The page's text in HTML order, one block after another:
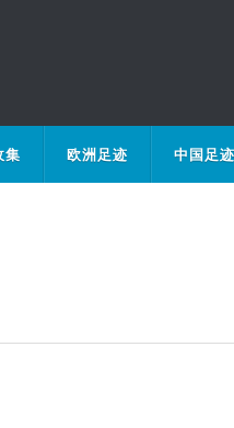
集 欧洲足迹 中国足迹